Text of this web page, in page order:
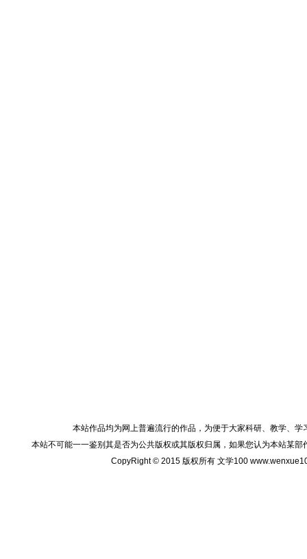
本站作品均为网上普遍流行的作品，为便于大家科研、教学、
本站不可能一一鉴别其是否为公共版权或其版权归属，如果您认为本站某
CopyRight © 2015 版权所有 文学100